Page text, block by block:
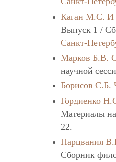
Каган М.С. И
Выпуск 1 /
Санкт-
Марков Б.В.
научной
Борисов С.Б.
Гордиенко
Материалы
22.
Парцвания
Сборник